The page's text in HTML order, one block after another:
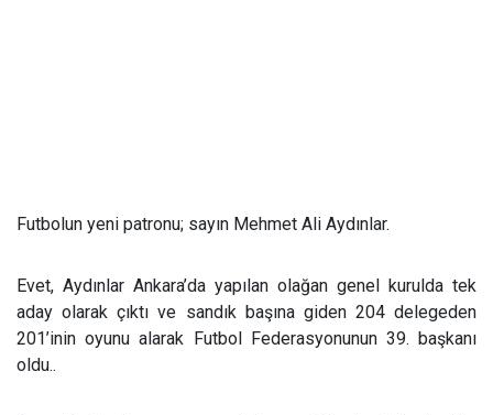
Futbolun yeni patronu; sayın Mehmet Ali Aydınlar.
Evet, Aydınlar Ankara’da yapılan olağan genel kurulda tek
aday olarak çıktı ve sandık başına giden 204 delegeden
201’inin oyunu alarak Futbol Federasyonunun 39. başkanı
oldu..